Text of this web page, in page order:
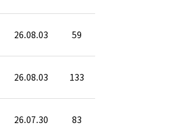
26.08.03 59
26.08.03 133
26.07.30 83